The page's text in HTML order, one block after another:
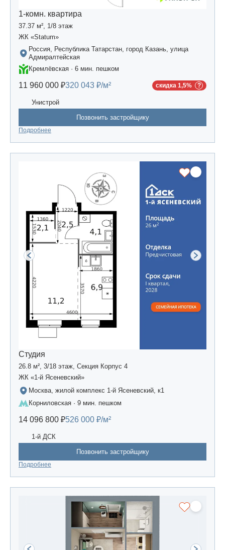
1-комн. квартира
37.37 м², 1/8 этаж
ЖК «Statum»
Россия, Республика Татарстан, город Казань, улица
Адмиралтейская
Кремлёвская · 6 мин. пешком
11 960 000 ₽320 043 ₽/м² скидка 1,5%
Унистрой
Позвонить застройщику
Подробнее
Студия
26.8 м², 3/18 этаж, Секция Корпус 4
ЖК «1-й Ясеневский»
Москва, жилой комплекс 1-й Ясеневский, к1
Корниловская · 9 мин. пешком
14 096 800 ₽526 000 ₽/м²
1-й ДСК
Позвонить застройщику
Подробнее